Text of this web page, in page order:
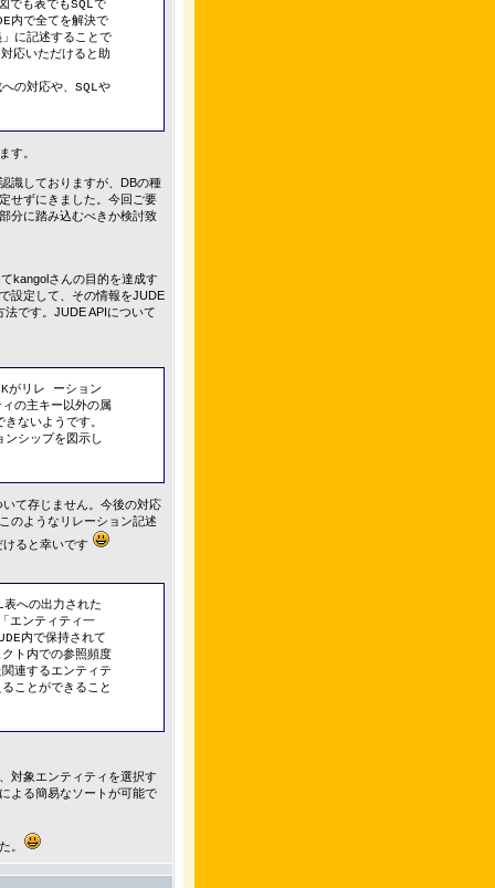
でも表でもSQLで
内で全てを解決で
に記述することで
応いただけると助
の対応や、SQLや
す。
識しておりますが、DBの種
せずにきました。今回ご要
分に踏み込むべきか検討致
kangolさんの目的を達成す
設定して、その情報をJUDE
です。JUDE APIについて
がリレ ーション
の主キー以外の属
ないようです。
ンシップを図示し
て存じません。今後の対応
のようなリレーション記述
ると幸いです
表への出力された
エンティティ一
内で保持されて
ト内での参照頻度
連するエンティテ
ことができること
対象エンティティを選択す
よる簡易なソートが可能で
。